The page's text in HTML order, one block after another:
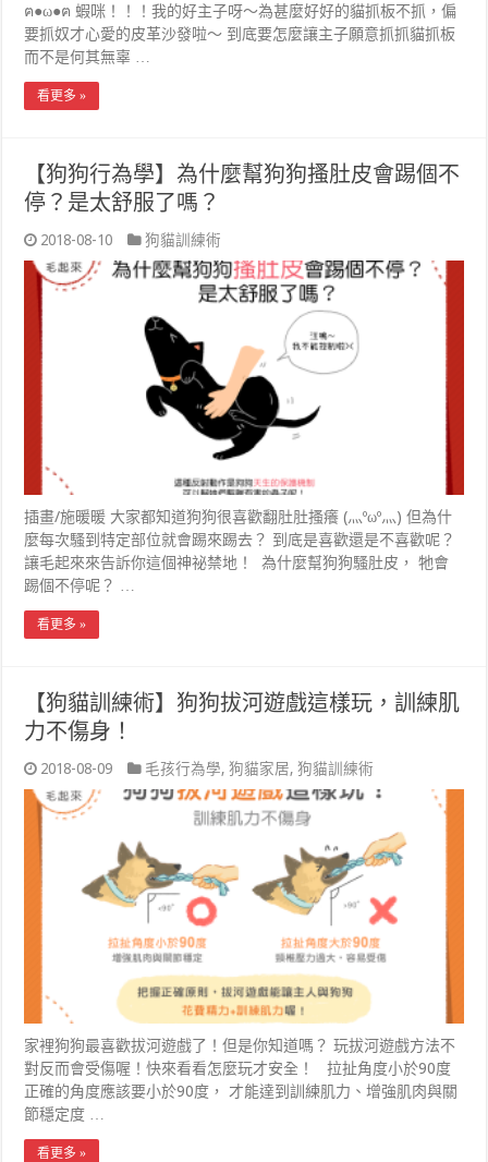
ฅ●ω●ฅ 蝦咪！！！我的好主子呀～為甚麼好好的貓抓板不抓，偏
要抓奴才心愛的皮革沙發啦～ 到底要怎麼讓主子願意抓抓貓抓板
而不是何其無辜 …
看更多 »
【狗狗行為學】為什麼幫狗狗搔肚皮會踢個不
停？是太舒服了嗎？
2018-08-10 狗貓訓練術
插畫/施暖暖 大家都知道狗狗很喜歡翻肚肚搔癢 (灬ºωº灬) 但為什
麼每次騷到特定部位就會踢來踢去？ 到底是喜歡還是不喜歡呢？
讓毛起來來告訴你這個神祕禁地！ 為什麼幫狗狗騷肚皮， 牠會
踢個不停呢？ …
看更多 »
【狗貓訓練術】狗狗拔河遊戲這樣玩，訓練肌
力不傷身！
2018-08-09 毛孩行為學,狗貓家居,狗貓訓練術
家裡狗狗最喜歡拔河遊戲了！但是你知道嗎？ 玩拔河遊戲方法不
對反而會受傷喔！快來看看怎麼玩才安全！ 拉扯角度小於90度
正確的角度應該要小於90度， 才能達到訓練肌力、增強肌肉與關
節穩定度 …
看更多 »